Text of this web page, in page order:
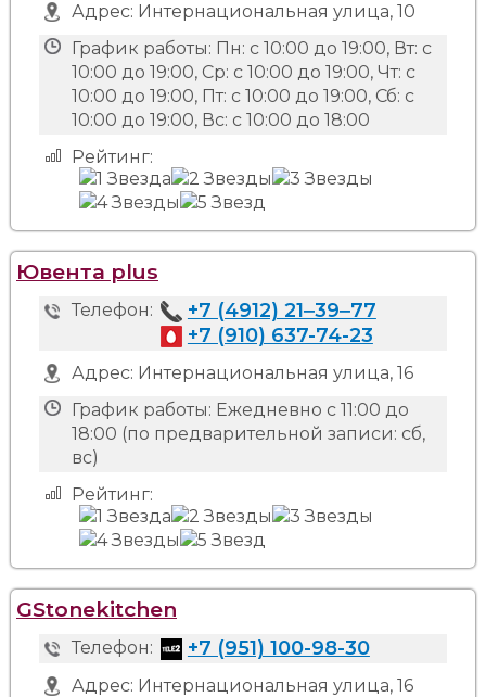
Адрес: Интернациональная улица, 10
График работы: Пн: с 10:00 до 19:00, Вт: с
10:00 до 19:00, Ср: с 10:00 до 19:00, Чт: с
10:00 до 19:00, Пт: с 10:00 до 19:00, Сб: с
10:00 до 19:00, Вс: с 10:00 до 18:00
Рейтинг:
Ювента plus
Телефон:
+7 (4912) 21‒39‒77
+7 (910) 637-74-23
Адрес: Интернациональная улица, 16
График работы: Ежедневно с 11:00 до
18:00 (по предварительной записи: сб,
вс)
Рейтинг:
GStonekitchen
Телефон: +7 (951) 100-98-30
Адрес: Интернациональная улица, 16